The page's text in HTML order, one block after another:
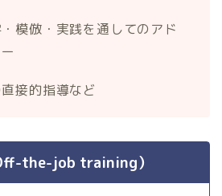
模倣・実践を通してのアド
接的指導など
the-job training）